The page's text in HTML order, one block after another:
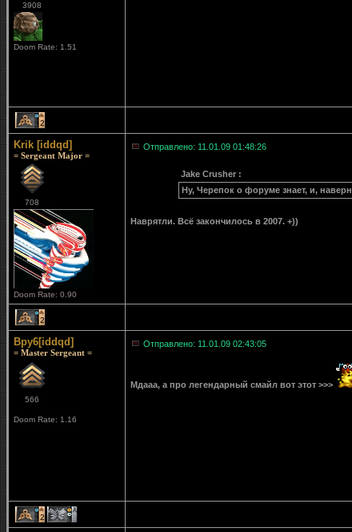
3908
Doom Rate: 1.51
2
Krik [iddqd]
= Sergeant Major =
708
Doom Rate: 0.90
Отправлено: 11.01.09 01:48:26
Jake Crusher :
Ну, Черепок о форуме знает, и,
Наврятли. Всё закончилось в 2007. +))
2
Bpy6[iddqd]
= Master Sergeant =
566
Doom Rate: 1.16
Отправлено: 11.01.09 02:43:05
Мдааа, а про легендарный смайл вот этот >>>
2 1